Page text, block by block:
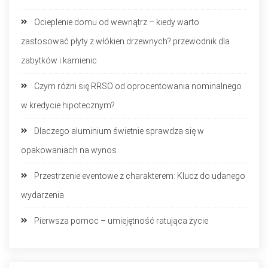
Ocieplenie domu od wewnątrz – kiedy warto
zastosować płyty z włókien drzewnych? przewodnik dla
zabytków i kamienic
Czym różni się RRSO od oprocentowania nominalnego
w kredycie hipotecznym?
Dlaczego aluminium świetnie sprawdza się w
opakowaniach na wynos
Przestrzenie eventowe z charakterem: Klucz do udanego
wydarzenia
Pierwsza pomoc – umiejętność ratująca życie